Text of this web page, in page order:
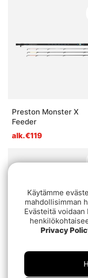
Preston Monster X
Feeder
alk.€119
Specialist Float 10'
Käytämme
mahdollisimman
Evästeitä
Privacy